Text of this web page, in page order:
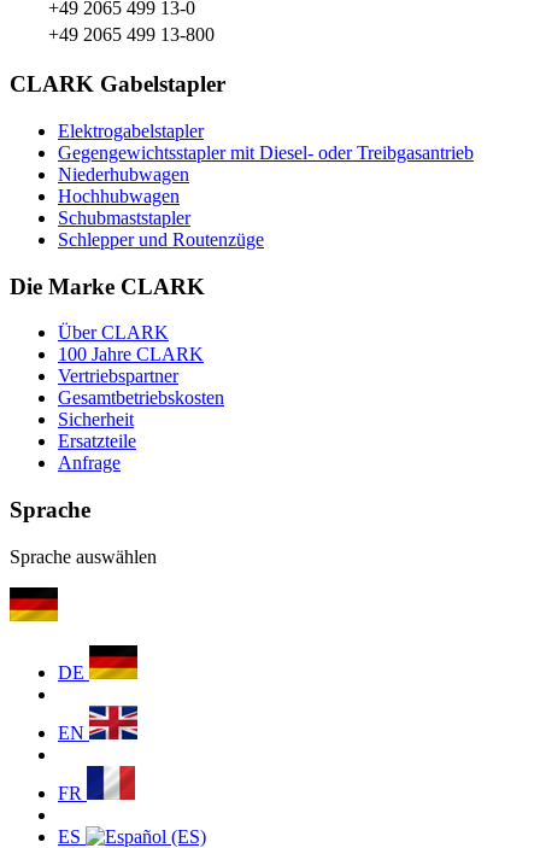
+49 2065 499 13-0
+49 2065 499 13-800
CLARK Gabelstapler
Elektrogabelstapler
Gegengewichtsstapler mit Diesel- oder Treibgasantrieb
Niederhubwagen
Hochhubwagen
Schubmaststapler
Schlepper und Routenzüge
Die Marke CLARK
Über CLARK
100 Jahre CLARK
Vertriebspartner
Gesamtbetriebskosten
Sicherheit
Ersatzteile
Anfrage
Sprache
Sprache auswählen
DE
EN
FR
ES